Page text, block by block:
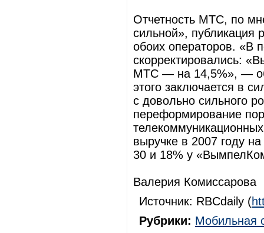
Отчетность МТС, по
сильной», публикация
обоих операторов. «В
скорректировались:
МТС — на 14,5%», —
этого заключается в
с довольно сильного
переформирование
выручке в 2007 году
30 и 18% у
Валерия Комиссарова
Источник: RBCdaily (
Рубрики: Мобильная